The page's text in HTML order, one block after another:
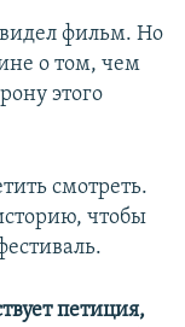
фильм. Но
о том, чем
этого
смотреть.
чтобы
петиция,